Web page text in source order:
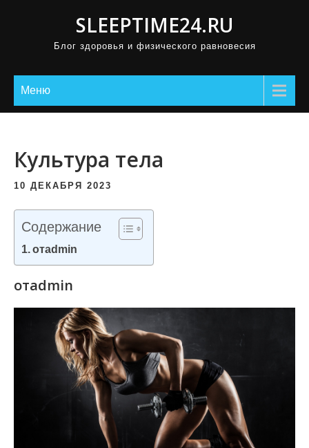
SLEEPTIME24.RU
Блог здоровья и физического равновесия
Меню
Культура тела
10 ДЕКАБРЯ 2023
Содержание
отadmin
отadmin